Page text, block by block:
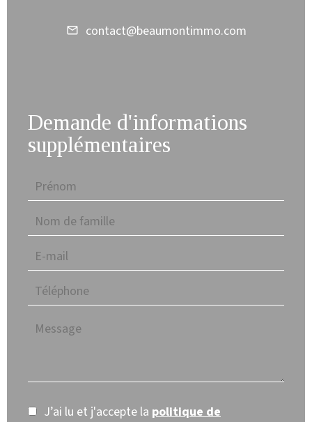
contact@beaumontimmo.com
Demande d'informations
supplémentaires
J’ai lu et j'accepte la politique de